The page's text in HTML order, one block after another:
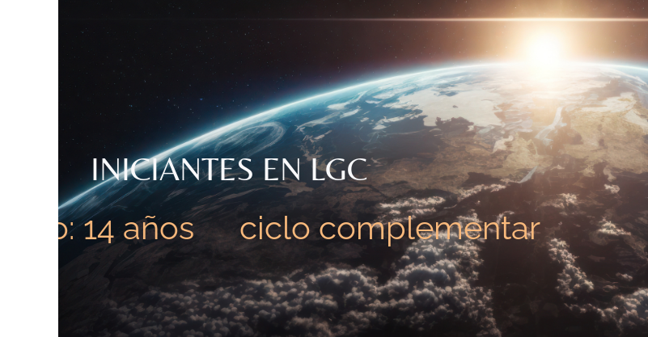
INICIANTES EN LGC
14 años ciclo complementario: 14 años